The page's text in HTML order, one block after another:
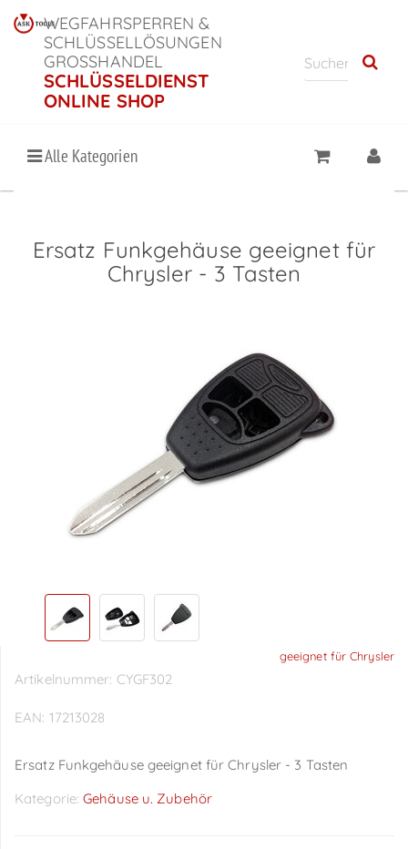
WEGFAHRSPERREN &
SCHLÜSSELLÖSUNGEN
GROSSHANDEL
SCHLÜSSELDIENST
ONLINE SHOP
Alle Kategorien
Ersatz Funkgehäuse geeignet für
Chrysler - 3 Tasten
geeignet für Chrysler
Artikelnummer: CYGF302
EAN: 17213028
Ersatz Funkgehäuse geeignet für Chrysler - 3 Tasten
Kategorie:Gehäuse u. Zubehör